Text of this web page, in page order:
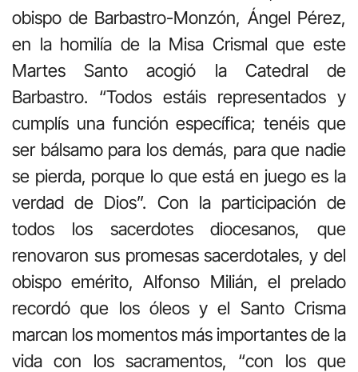
obispo de Barbastro-Monzón, Ángel Pérez,
en la homilía de la Misa Crismal que este
Martes Santo acogió la Catedral de
Barbastro. “Todos estáis representados y
cumplís una función específica; tenéis que
ser bálsamo para los demás, para que nadie
se pierda, porque lo que está en juego es la
verdad de Dios”. Con la participación de
todos los sacerdotes diocesanos, que
renovaron sus promesas sacerdotales, y del
obispo emérito, Alfonso Milián, el prelado
recordó que los óleos y el Santo Crisma
marcan los momentos más importantes de la
vida con los sacramentos, “con los que